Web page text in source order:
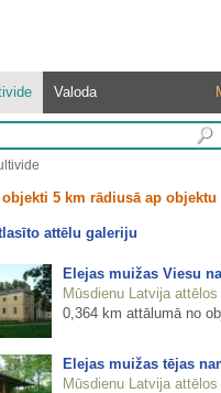
Valoda
5 km rādiusā ap objektu
attēlu galeriju
Elejas muižas Viesu
Mūsdienu Latvija attēlos
0,364 km attālumā no
Elejas muižas tējas
Mūsdienu Latvija attēlos